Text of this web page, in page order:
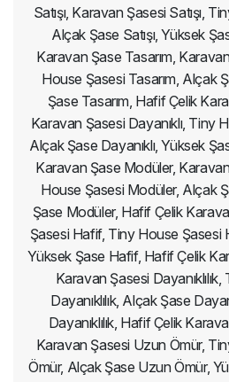
Satışı, Karavan Şasesi Satışı,
Alçak Şase Satışı, Yüksek
Karavan Şase Tasarım,
House Şasesi Tasarım, Alçak
Şase Tasarım, Hafif Çelik
Karavan Şasesi Dayanıklı, Tiny
Alçak Şase Dayanıklı, Yüksek
Karavan Şase Modüler,
House Şasesi Modüler, Alçak
Şase Modüler, Hafif Çelik
Şasesi Hafif, Tiny House Şasesi
Yüksek Şase Hafif, Hafif Çelik
Karavan Şasesi
Dayanıklılık, Alçak Şase
Dayanıklılık, Hafif Çelik
Karavan Şasesi Uzun Ömür,
Ömür, Alçak Şase Uzun Ömür,